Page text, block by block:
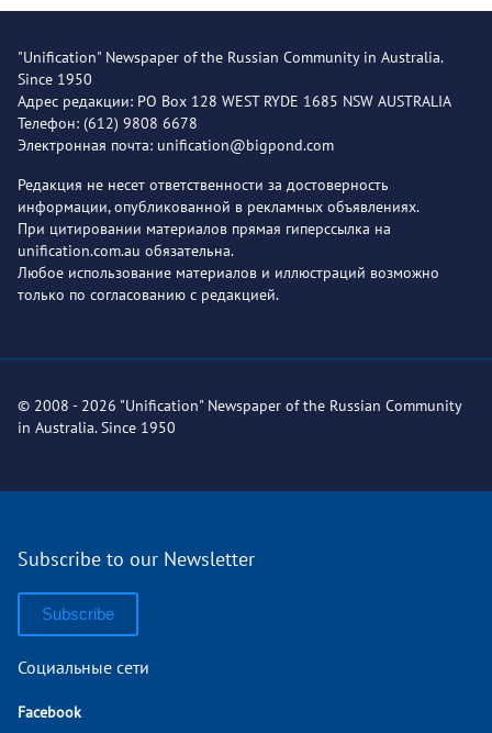
"Unification" Newspaper of the Russian Community in Australia.
Since 1950
Адрес редакции: PO Box 128 WEST RYDE 1685 NSW AUSTRALIA
Телефон: (612) 9808 6678
Электронная почта: unification@bigpond.com
Редакция не несет ответственности за достоверность
информации, опубликованной в рекламных объявлениях.
При цитировании материалов прямая гиперссылка на
unification.com.au обязательна.
Любое использование материалов и иллюстраций возможно
только по согласованию с редакцией.
© 2008 - 2026 "Unification" Newspaper of the Russian Community
in Australia. Since 1950
Subscribe to our Newsletter
Subscribe
Социальные сети
Facebook